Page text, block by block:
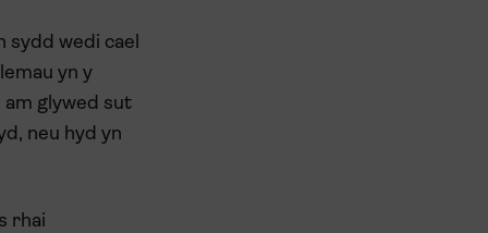
sydd wedi cael
yn y
am glywed sut
neu hyd yn
rhai